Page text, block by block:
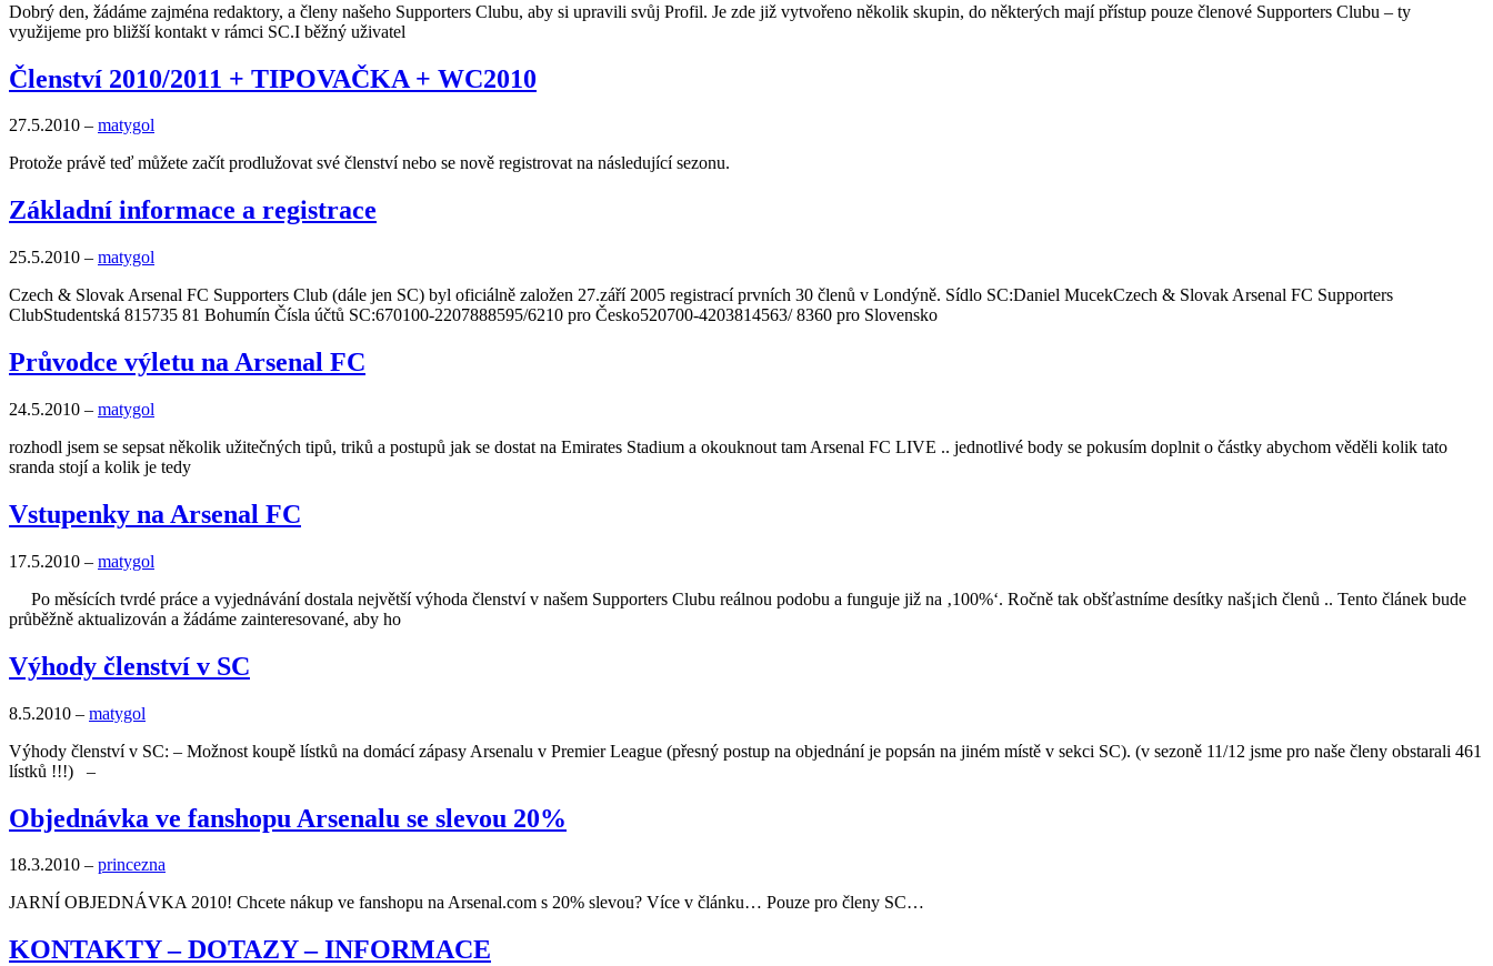
Dobrý den, žádáme zajména redaktory, a členy našeho Supporters Clubu, aby si upravili svůj Profil. Je zde již vytvořeno několik skupin, do některých mají přístup pouze členové Supporters Clubu – ty
využijeme pro bližší kontakt v rámci SC.I běžný uživatel
Členství 2010/2011 + TIPOVAČKA + WC2010
27.5.2010 – matygol
Protože právě teď můžete začít prodlužovat své členství nebo se nově registrovat na následující sezonu.
Základní informace a registrace
25.5.2010 – matygol
Czech & Slovak Arsenal FC Supporters Club (dále jen SC) byl oficiálně založen 27.září 2005 registrací prvních 30 členů v Londýně. Sídlo SC:Daniel MucekCzech & Slovak Arsenal FC Supporters
ClubStudentská 815735 81 Bohumín Čísla účtů SC:670100-2207888595/6210 pro Česko520700-4203814563/ 8360 pro Slovensko
Průvodce výletu na Arsenal FC
24.5.2010 – matygol
rozhodl jsem se sepsat několik užitečných tipů, triků a postupů jak se dostat na Emirates Stadium a okouknout tam Arsenal FC LIVE .. jednotlivé body se pokusím doplnit o částky abychom věděli kolik tato
sranda stojí a kolik je tedy
Vstupenky na Arsenal FC
17.5.2010 – matygol
Po měsí­cí­ch tvrdé práce a vyjednávání dostala největší výhoda členství v našem Supporters Clubu reálnou podobu a funguje již na ‚100%‘. Ročně tak obšťastníme desítky naš¡ich členů .. Tento článek bude
průběžně aktualizován a žádáme zainteresované, aby ho
Výhody členství v SC
8.5.2010 – matygol
Výhody členství v SC: – Možnost koupě lístků na domácí zápasy Arsenalu v Premier League (přesný postup na objednání je popsán na jiném místě v sekci SC). (v sezoně 11/12 jsme pro naše členy obstarali 461
lístků !!!) –
Objednávka ve fanshopu Arsenalu se slevou 20%
18.3.2010 – princezna
JARNÍ OBJEDNÁVKA 2010! Chcete nákup ve fanshopu na Arsenal.com s 20% slevou? Více v článku… Pouze pro členy SC…
KONTAKTY – DOTAZY – INFORMACE